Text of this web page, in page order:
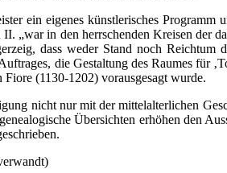
ein eigenes künstlerisches
„war in den herrschenden Kreisen der
dass weder Stand noch
die Gestaltung des Raumes für
(1130-1202) vorausgesagt wurde.
nicht nur mit der mittelalterlichen
Übersichten erhöhen den